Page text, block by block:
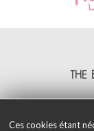
THE
Ces cookies étant